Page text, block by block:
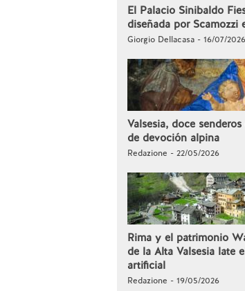
El Palacio Sinibaldo
diseñada por Scamozzi
Giorgio Dellacasa - 16/07/2026
Valsesia, doce
de devoción alpina
Redazione - 22/05/2026
Rima y el patrimonio
de la Alta Valsesia late
artificial
Redazione - 19/05/2026